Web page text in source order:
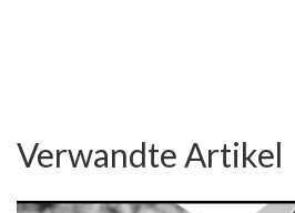
Verwandte Artikel